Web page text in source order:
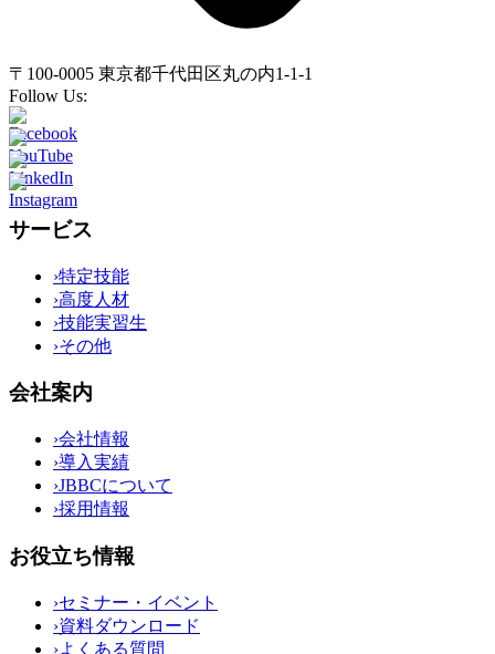
〒100-0005 東京都千代田区丸の内1-1-1
Follow Us:
サービス
›特定技能
›高度人材
›技能実習生
›その他
会社案内
›会社情報
›導入実績
›JBBCについて
›採用情報
お役立ち情報
›セミナー・イベント
›資料ダウンロード
›よくある質問